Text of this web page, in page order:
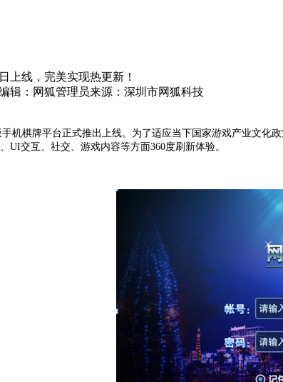
上线，完美实现热更新！
辑：网狐管理员来源：深圳市网狐科技
手机棋牌平台正式推出上线。为了适应当下国家游戏产业文
UI交互、社交、游戏内容等方面360度刷新体验。